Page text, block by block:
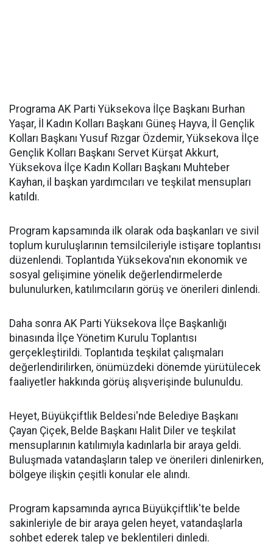
Programa AK Parti Yüksekova İlçe Başkanı Burhan
Yaşar, İl Kadın Kolları Başkanı Güneş Hayva, İl Gençlik
Kolları Başkanı Yusuf Rızgar Özdemir, Yüksekova İlçe
Gençlik Kolları Başkanı Servet Kürşat Akkurt,
Yüksekova İlçe Kadın Kolları Başkanı Muhteber
Kayhan, il başkan yardımcıları ve teşkilat mensupları
katıldı.
Program kapsamında ilk olarak oda başkanları ve sivil
toplum kuruluşlarının temsilcileriyle istişare toplantısı
düzenlendi. Toplantıda Yüksekova'nın ekonomik ve
sosyal gelişimine yönelik değerlendirmelerde
bulunulurken, katılımcıların görüş ve önerileri dinlendi.
Daha sonra AK Parti Yüksekova İlçe Başkanlığı
binasında İlçe Yönetim Kurulu Toplantısı
gerçekleştirildi. Toplantıda teşkilat çalışmaları
değerlendirilirken, önümüzdeki dönemde yürütülecek
faaliyetler hakkında görüş alışverişinde bulunuldu.
Heyet, Büyükçiftlik Beldesi'nde Belediye Başkanı
Çayan Çiçek, Belde Başkanı Halit Diler ve teşkilat
mensuplarının katılımıyla kadınlarla bir araya geldi.
Buluşmada vatandaşların talep ve önerileri dinlenirken,
bölgeye ilişkin çeşitli konular ele alındı.
Program kapsamında ayrıca Büyükçiftlik'te belde
sakinleriyle de bir araya gelen heyet, vatandaşlarla
sohbet ederek talep ve beklentileri dinledi.